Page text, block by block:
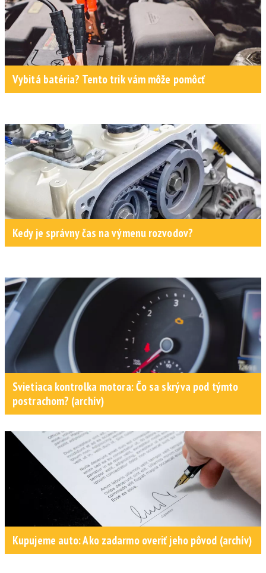
Vybitá batéria? Tento trik vám môže pomôcť
Kedy je správny čas na výmenu rozvodov?
Svietiaca kontrolka motora: Čo sa skrýva pod týmto
postrachom? (archív)
Kupujeme auto: Ako zadarmo overiť jeho pôvod (archív)